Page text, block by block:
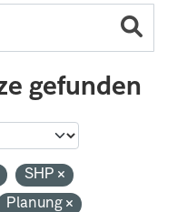
gefunden
SHP
Planung